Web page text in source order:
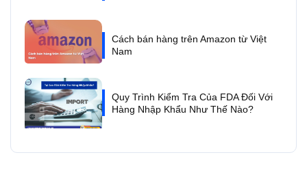
Cách bán hàng trên Amazon từ Việt
Nam
Quy Trình Kiểm Tra Của FDA Đối Với
Hàng Nhập Khẩu Như Thế Nào?